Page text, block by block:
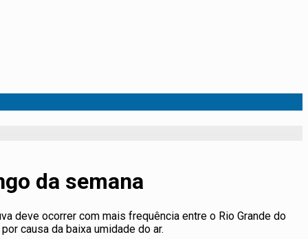
da semana
deve ocorrer com mais frequência entre o Rio Grande do
causa da baixa umidade do ar.